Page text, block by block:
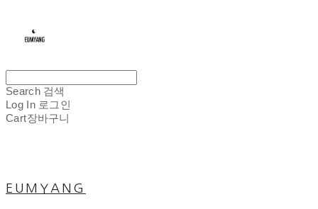
Search 검색
Log In 로그인
Cart장바구니
EUMYANG